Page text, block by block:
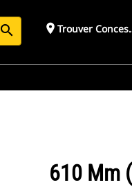
search place Trouver
610 Mm